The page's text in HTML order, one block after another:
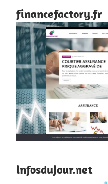
financefactory.fr
infosdujour.net